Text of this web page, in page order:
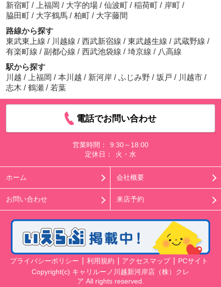
新宿町 / 上福岡 / 大字的場 / 仙波町 / 稲荷町 / 岸町 /
脇田町 / 大字鶴馬 / 柏町 / 大字藤間
路線から探す
東武東上線 / 川越線 / 西武新宿線 / 東武越生線 / 武蔵野線 /
有楽町線 / 副都心線 / 西武池袋線 / 埼京線 / 八高線
駅から探す
川越 / 上福岡 / 本川越 / 新河岸 / ふじみ野 / 坂戸 / 川越市 /
志木 / 鶴瀬 / 若葉
電話でお問い合わせ
営業時間：
9:30～18:00
定休日：
火・水
ホーム 会社概要
お問い合わせ 来店予約
プライバシーポリシー 利用規約 アクセスマップ
PCサイト
Copyright(c) キャリルーノ川越新河岸店（株）クレ
ア All rights reserved.